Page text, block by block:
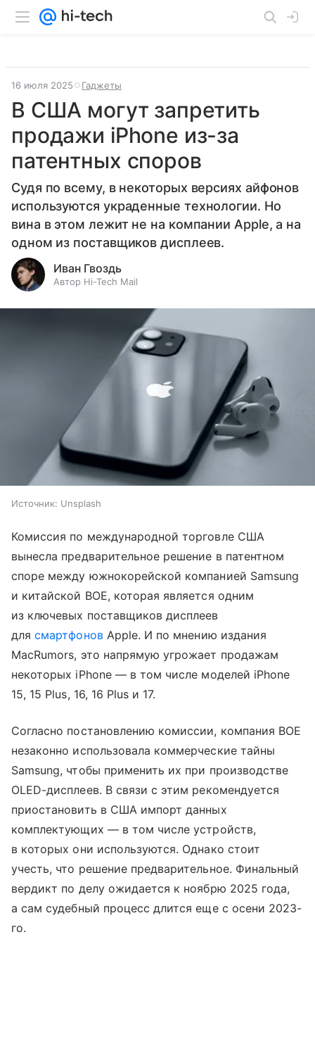
16 июля 2025 Гаджеты
В США могут запретить
продажи iPhone из-за
патентных споров
Судя по всему, в некоторых версиях айфонов
используются украденные технологии. Но
вина в этом лежит не на компании Apple, а на
одном из поставщиков дисплеев.
Иван Гвоздь
Автор Hi-Tech Mail
Источник: Unsplash
Комиссия по международной торговле США
вынесла предварительное решение в патентном
споре между южнокорейской компанией Samsung
и китайской BOE, которая является одним
из ключевых поставщиков дисплеев
длясмартфоновApple. И по мнению издания
MacRumors, это напрямую угрожает продажам
некоторых iPhone — в том числе моделей iPhone
15, 15 Plus, 16, 16 Plus и 17.
Согласно постановлению комиссии, компания BOE
незаконно использовала коммерческие тайны
Samsung, чтобы применить их при производстве
OLED-дисплеев. В связи с этим рекомендуется
приостановить в США импорт данных
комплектующих — в том числе устройств,
в которых они используются. Однако стоит
учесть, что решение предварительное. Финальный
вердикт по делу ожидается к ноябрю 2025 года,
а сам судебный процесс длится еще с осени 2023-
го.